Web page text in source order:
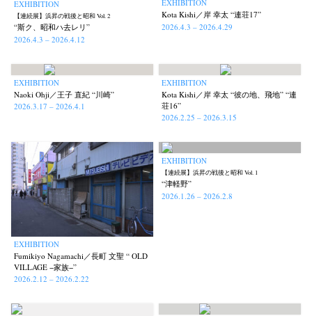
EXHIBITION
【連続展】浜昇の戦後と昭和 Vol. 2
“斯ク、昭和ハ去レリ”
2026.4.3 – 2026.4.12
EXHIBITION
Kota Kishi／岸 幸太 “連荘17”
2026.4.3 – 2026.4.29
EXHIBITION
Naoki Ohji／王子 直紀 “川崎”
2026.3.17 – 2026.4.1
EXHIBITION
Kota Kishi／岸 幸太 “彼の地、飛地” “連
荘16”
2026.2.25 – 2026.3.15
EXHIBITION
Fumikiyo Nagamachi／長町 文聖 “ OLD
VILLAGE −家族−”
2026.2.12 – 2026.2.22
EXHIBITION
【連続展】浜昇の戦後と昭和 Vol. 1
“津軽野”
2026.1.26 – 2026.2.8